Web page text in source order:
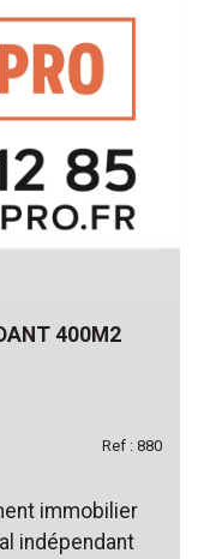
400M2
Ref : 880
immobilier
indépendant